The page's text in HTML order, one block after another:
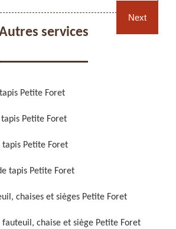
Réfection de fauteuil,
Next
services
Petite Foret
Petite Foret
tapis Petite Foret
tapis Petite Foret
chaises et sièges Petite Foret
fauteuil, chaise et siège Petite Foret